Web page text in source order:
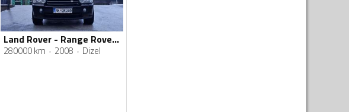
Land Rover - Range Rover - 3.6 v8
280000 km 2008 Dizel